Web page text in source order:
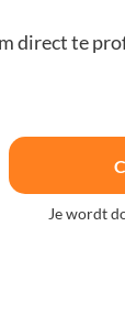
direct te
Je wordt